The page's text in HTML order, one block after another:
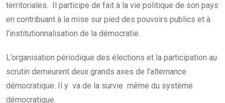
territoriales. Il participe de fait à la vie politique de son pays
en contribuant à la mise sur pied des pouvoirs publics et à
l’institutionnalisation de la démocratie.
L’organisation périodique des élections et la participation au
scrutin demeurent deux grands axes de l’alternance
démocratique. Il y va de la survie même du système
démocratique.